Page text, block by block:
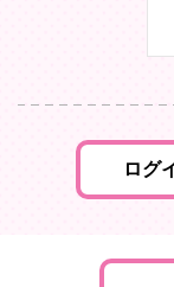
ログ